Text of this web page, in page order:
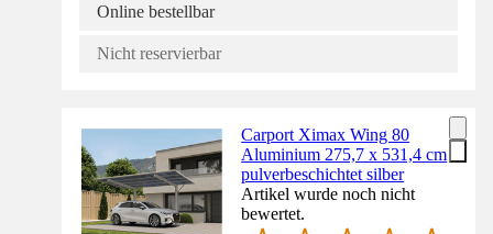
Online bestellbar
Nicht reservierbar
Carport Ximax Wing 80
Aluminium 275,7 x 531,4 cm
pulverbeschichtet silber
Artikel wurde noch nicht
bewertet.